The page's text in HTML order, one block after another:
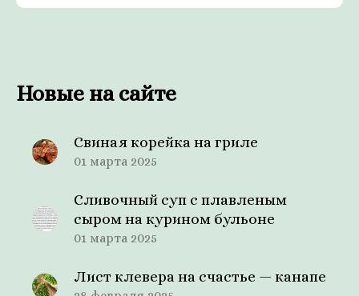
Новые на сайте
Свиная корейка на гриле
01 марта 2025
Сливочный суп с плавленым
сыром на курином бульоне
01 марта 2025
Лист клевера на счастье — канапе